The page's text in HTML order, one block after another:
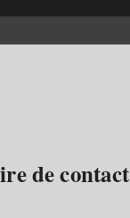
de contact